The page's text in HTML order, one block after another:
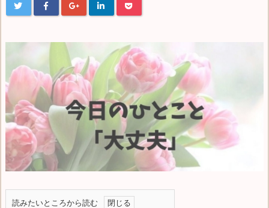
読みたいところから読む